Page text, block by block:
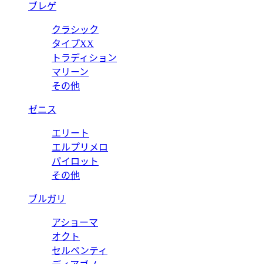
ブレゲ
クラシック
タイプXX
トラディション
マリーン
その他
ゼニス
エリート
エルプリメロ
パイロット
その他
ブルガリ
アショーマ
オクト
セルペンティ